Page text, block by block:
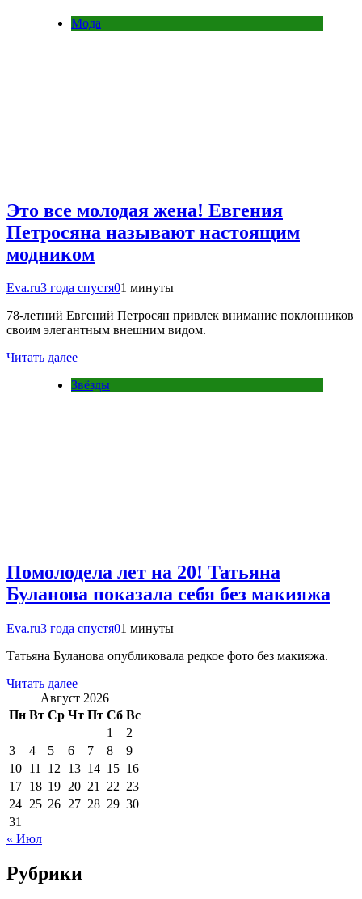
Мода
Это все молодая жена! Евгения
Петросяна называют настоящим
модником
Eva.ru3 года спустя01 минуты
78-летний Евгений Петросян привлек внимание поклонников
своим элегантным внешним видом.
Читать далее
Звёзды
Помолодела лет на 20! Татьяна
Буланова показала себя без макияжа
Eva.ru3 года спустя01 минуты
Татьяна Буланова опубликовала редкое фото без макияжа.
Читать далее
Август 2026
Пн Вт Ср Чт Пт Сб Вс
1
2
3
4 5 6 7 8
9
10 11 12 13 14 15 16
17 18 19 20 21 22 23
24 25 26 27 28 29 30
31
« Июл
Рубрики